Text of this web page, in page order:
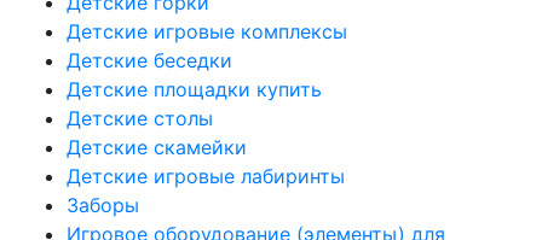
Детские игровые комплексы
Детские беседки
Детские площадки купить
Детские столы
Детские скамейки
Детские игровые лабиринты
Заборы
Игровое оборудование (элементы) для